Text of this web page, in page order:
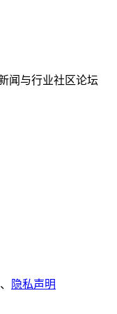
、
隐私声明